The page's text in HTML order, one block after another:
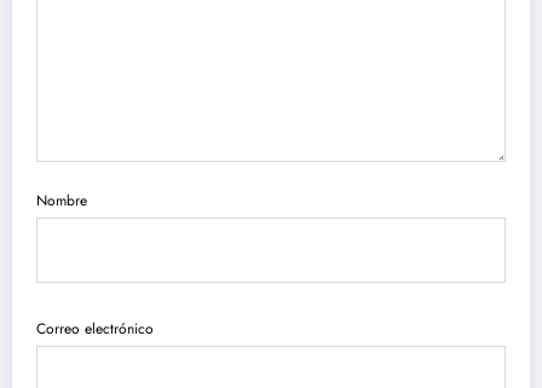
Nombre
Correo electrónico